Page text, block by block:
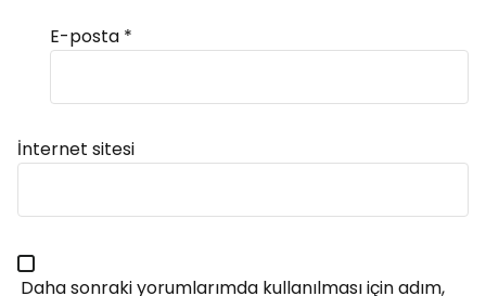
E-posta *
İnternet sitesi
Daha sonraki yorumlarımda kullanılması için adım,
Alternative: